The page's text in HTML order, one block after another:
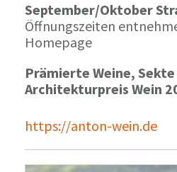
September/Oktober
Öffnungszeiten
Homepage
Prämierte Weine,
Architekturpreis Wein
https://anton-wein.de